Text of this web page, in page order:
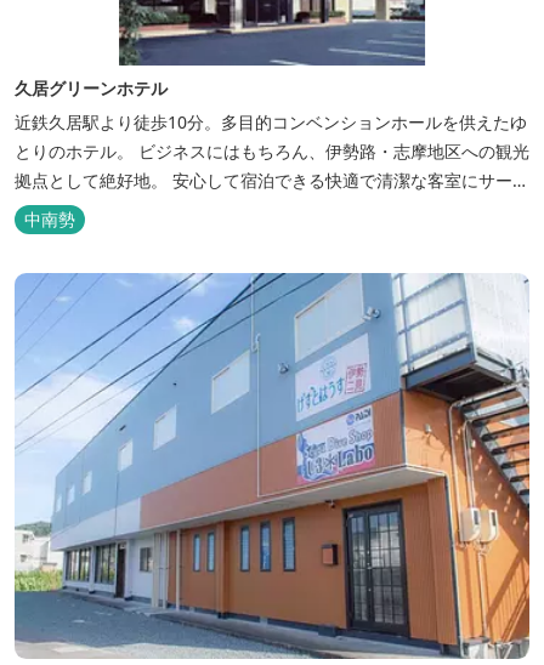
久居グリーンホテル
近鉄久居駅より徒歩10分。多目的コンベンションホールを供えたゆ
とりのホテル。 ビジネスにはもちろん、伊勢路・志摩地区への観光
拠点として絶好地。 安心して宿泊できる快適で清潔な客室にサービ
スも行き届いています。一志・ 嬉野のゴルフ場に至近。
中南勢